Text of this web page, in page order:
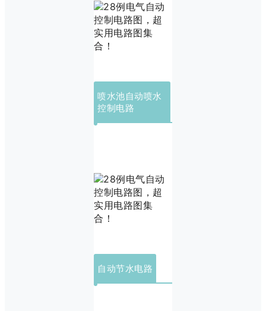
喷水池自动喷水
控制电路
自动节水电路